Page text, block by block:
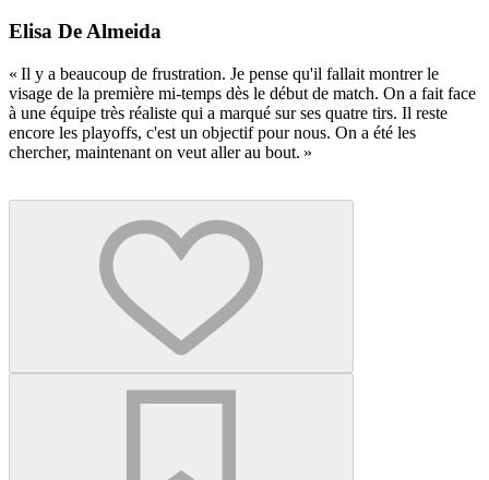
Elisa De Almeida
« Il y a beaucoup de frustration. Je pense qu'il fallait montrer le
visage de la première mi-temps dès le début de match. On a fait face
à une équipe très réaliste qui a marqué sur ses quatre tirs. Il reste
encore les playoffs, c'est un objectif pour nous. On a été les
chercher, maintenant on veut aller au bout. »